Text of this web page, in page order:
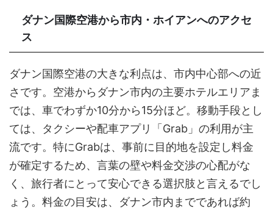
ダナン国際空港から市内・ホイアンへのアクセ
ス
ダナン国際空港の大きな利点は、市内中心部への近
さです。空港からダナン市内の主要ホテルエリアま
では、車でわずか10分から15分ほど。移動手段とし
ては、タクシーや配車アプリ「Grab」の利用が主
流です。特にGrabは、事前に目的地を設定し料金
が確定するため、言葉の壁や料金交渉の心配がな
く、旅行者にとって安心できる選択肢と言えるでし
ょう。料金の目安は、ダナン市内までであれば約